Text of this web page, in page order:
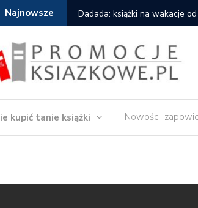
Najnowsze Dadada: książki na wakacje od
kupić tanie książki Nowości,